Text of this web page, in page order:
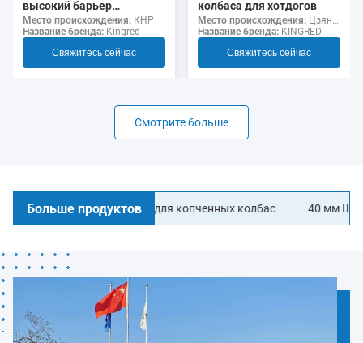
высокий барьер
несъедобный полиамид
колбаса корпуса пищевой
класс
Место происхождения: КНР
Название бренда: Kingred
Свяжитесь сейчас
колбаса для хотдогов
Место происхождения: Цзянсу, Китай
Название бренда: KINGRED
Свяжитесь сейчас
Смотрите больше
Больше продуктов
колбасные корпуса для копченных колбас 40 мм Ширина